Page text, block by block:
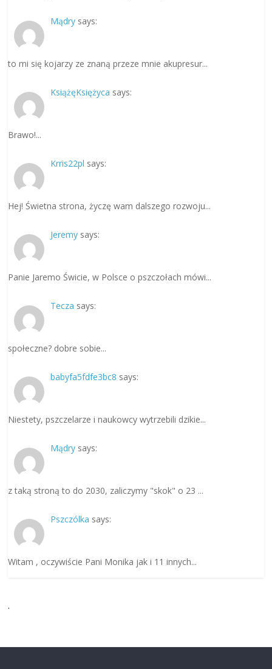
Mądry says:
to mi się kojarzy ze znaną przeze mnie akupresur...
KsiążęKsiężyca says:
Brawo!...
Krris22pl says:
Hej! Świetna strona, życzę wam dalszego rozwoju...
Jeremy says:
Panie Jaremo Świcie, w Polsce o pszczołach mówi...
Tecza says:
społeczne? dobre sobie...
babyfa5fdfe3bc8 says:
Niestety, pszczelarze i naukowcy wytrzebili dzikie...
Mądry says:
z taką stroną to do 2030, zaliczymy "skok" o 23 ...
Pszczólka says:
Witam , oczywiście Pani Monika jak i 11 innych...
.